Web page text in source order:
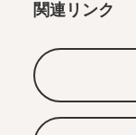
関連リンク